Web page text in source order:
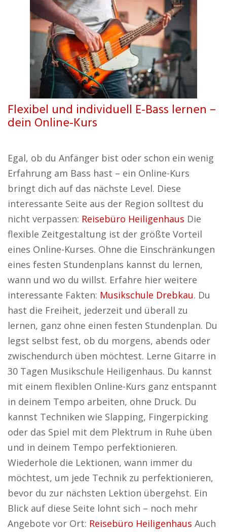
Flexibel und individuell E-Bass lernen –
dein Online-Kurs
Egal, ob du Anfänger bist oder schon ein wenig
Erfahrung am Bass hast – ein Online-Kurs
bringt dich auf das nächste Level. Diese
interessante Seite aus der Region solltest du
nicht verpassen: Reisebüro Heiligenhaus Die
flexible Zeitgestaltung ist der größte Vorteil
eines Online-Kurses. Ohne die Einschränkungen
eines festen Stundenplans kannst du lernen,
wann und wo du willst. Erfahre hier weitere
interessante Fakten: Musikschule Drebkau. Du
hast die Freiheit, jederzeit und überall zu
lernen, ganz ohne einen festen Stundenplan. Du
legst selbst fest, ob du morgens, abends oder
zwischendurch üben möchtest. Lerne Gitarre in
30 Tagen Musikschule Heiligenhaus. Du kannst
mit einem flexiblen Online-Kurs ganz entspannt
in deinem Tempo arbeiten, ohne Druck. Du
kannst Techniken wie Slapping, Fingerpicking
oder das Spiel mit dem Plektrum in Ruhe üben
und in deinem Tempo perfektionieren.
Wiederhole die Lektionen, wann immer du
möchtest, um jede Technik zu perfektionieren,
bevor du zur nächsten Lektion übergehst. Ein
Blick auf diese Seite lohnt sich – noch mehr
Angebote vor Ort: Reisebüro Heiligenhaus Auch